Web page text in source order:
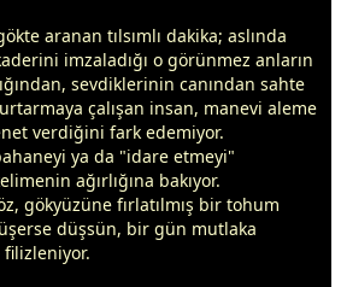
aranan tılsımlı dakika; aslında
imzaladığı o görünmez anların
sevdiklerinin canından sahte
çalışan insan, manevi aleme
verdiğini fark edemiyor.
ya da "idare etmeyi"
ağırlığına bakıyor.
gökyüzüne fırlatılmış bir tohum
düşsün, bir gün mutlaka